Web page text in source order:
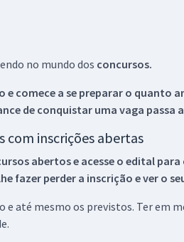
no mundo dos concursos.
e comece a se preparar o quanto
de conquistar uma vaga passa
com inscrições abertas
abertos e acesse o edital
fazer perder a inscrição e ver o
até mesmo os previstos. Ter em